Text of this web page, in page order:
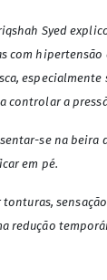
Syed
com
especialmente
controlar a
se na beira
em pé.
redução